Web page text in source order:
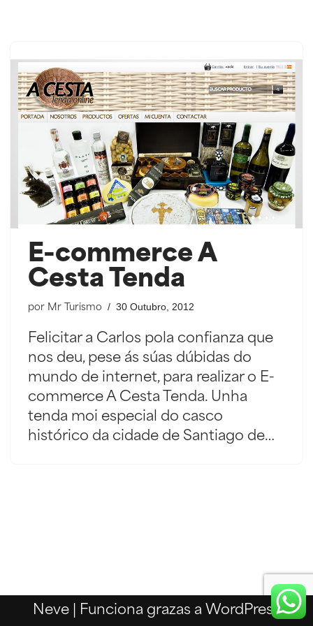
contido
E-commerce A
Cesta Tenda
por Mr Turismo 30 Outubro, 2012
Felicitar a Carlos pola confianza que
nos deu, pese ás súas dúbidas do
mundo de internet, para realizar o E-
commerce A Cesta Tenda. Unha
tenda moi especial do casco
histórico da cidade de Santiago de…
Neve | Funciona grazas a WordPress